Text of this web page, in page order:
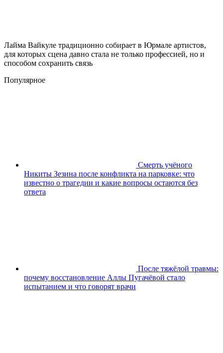
Лайма Вайкуле традиционно собирает в Юрмале артистов,
для которых сцена давно стала не только профессией, но и
способом сохранить связь
Популярное
Смерть учёного
Никиты Зезина после конфликта на парковке: что
известно о трагедии и какие вопросы остаются без
ответа
После тяжёлой травмы:
почему восстановление Аллы Пугачёвой стало
испытанием и что говорят врачи